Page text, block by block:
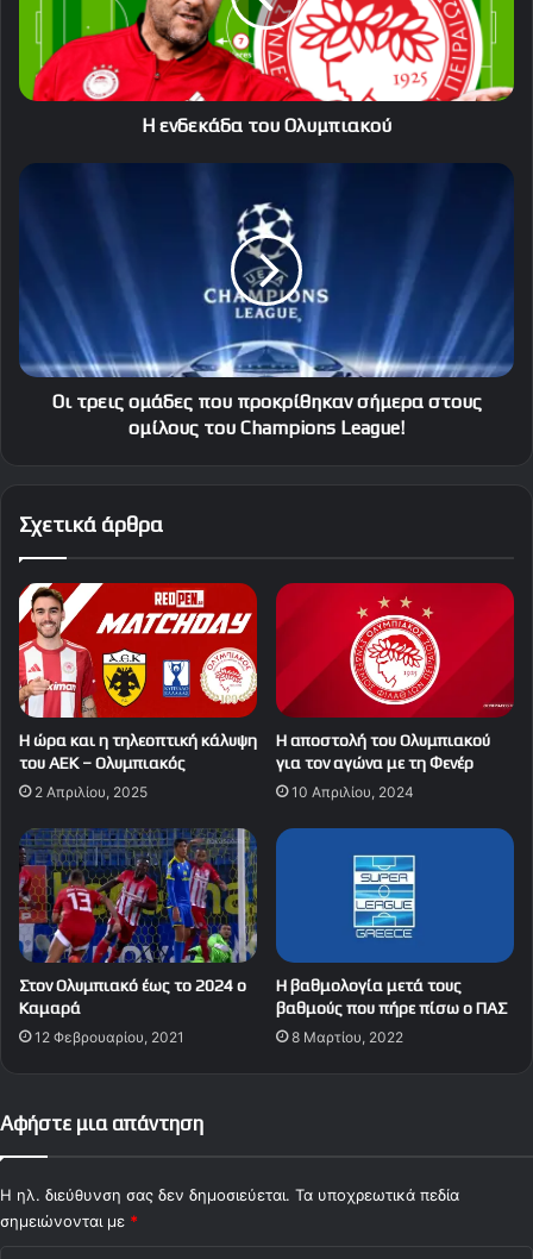
Η ενδεκάδα του Ολυμπιακού
Οι
σήμερα
στους
ομίλους
του
Champions
Οι τρεις ομάδες που προκρίθηκαν σήμερα στους
ομίλους του Champions League!
Σχετικά άρθρα
Η ώρα και η τηλεοπτική κάλυψη
του ΑΕΚ – Ολυμπιακός
2 Απριλίου, 2025
Η αποστολή του Ολυμπιακού
για τον αγώνα με τη Φενέρ
10 Απριλίου, 2024
Στον Ολυμπιακό έως το 2024 ο
Καμαρά
12 Φεβρουαρίου, 2021
Η βαθμολογία μετά τους
βαθμούς που πήρε πίσω ο ΠΑΣ
8 Μαρτίου, 2022
Αφήστε μια απάντηση
Η ηλ. διεύθυνση σας δεν δημοσιεύεται. Τα υποχρεωτικά πεδία
σημειώνονται με *